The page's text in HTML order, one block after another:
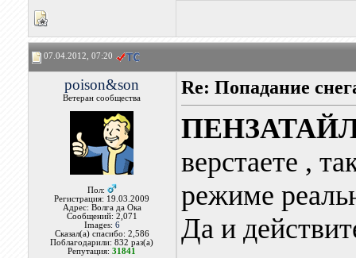
07.04.2012, 07:20
poison&son
Ветеран сообщества
Пол:
Регистрация: 19.03.2009
Адрес: Волга да Ока
Сообщений: 2,071
Images: 6
Сказал(а) спасибо: 2,586
Поблагодарили: 832 раз(а)
Репутация:31841
Re: Попадание
верстаете ,
режиме
Да и